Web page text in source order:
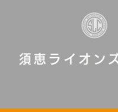
須恵ライオン